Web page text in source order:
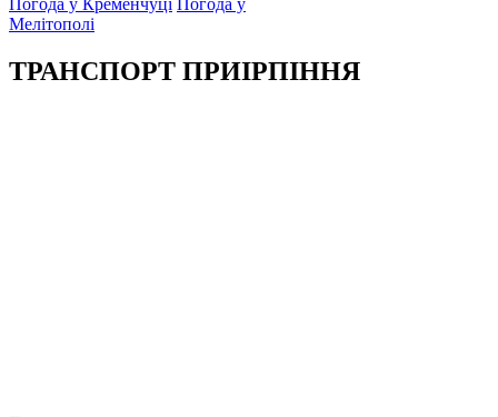
Погода у Кременчуці
Погода у
Мелітополі
ТРАНСПОРТ ПРИІРПІННЯ